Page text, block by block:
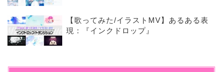
【歌ってみた/イラストMV】あるある表
現：『インクドロップ』